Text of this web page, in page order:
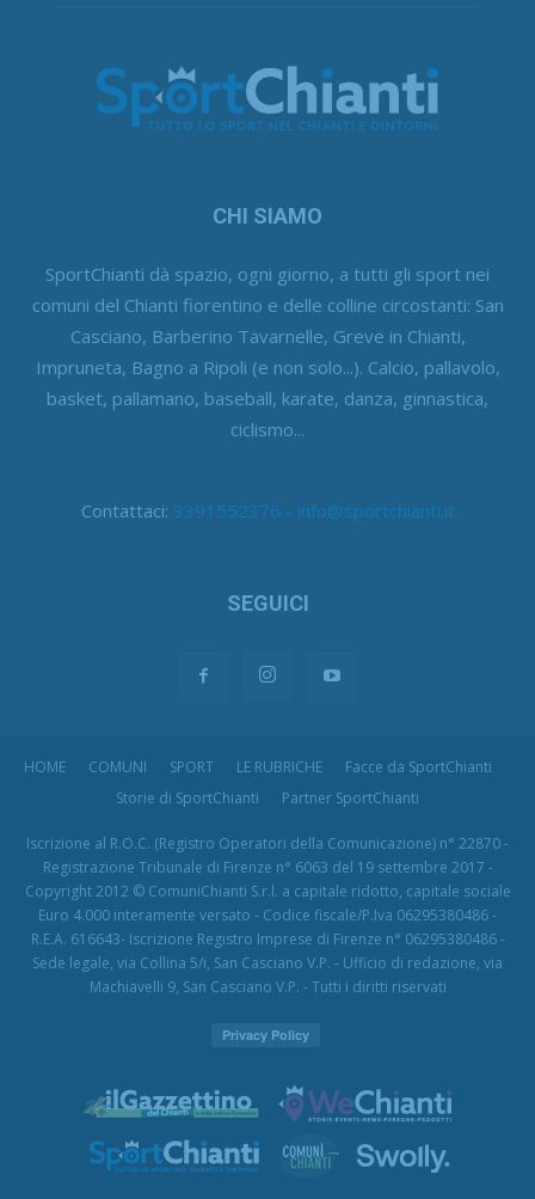
CHI SIAMO
SportChianti dà spazio, ogni giorno, a tutti gli sport nei
comuni del Chianti fiorentino e delle colline circostanti: San
Casciano, Barberino Tavarnelle, Greve in Chianti,
Impruneta, Bagno a Ripoli (e non solo...). Calcio, pallavolo,
basket, pallamano, baseball, karate, danza, ginnastica,
ciclismo...
Contattaci: 3391552376 - info@sportchianti.it
SEGUICI
HOME COMUNI SPORT LE RUBRICHE
Facce da SportChianti
Storie di SportChianti
Partner SportChianti
Iscrizione al R.O.C. (Registro Operatori della Comunicazione) n° 22870 -
Registrazione Tribunale di Firenze n° 6063 del 19 settembre 2017 -
Copyright 2012 © ComuniChianti S.r.l. a capitale ridotto, capitale sociale
Euro 4.000 interamente versato - Codice fiscale/P.Iva 06295380486 -
R.E.A. 616643- Iscrizione Registro Imprese di Firenze n° 06295380486 -
Sede legale, via Collina 5/i, San Casciano V.P. - Ufficio di redazione, via
Machiavelli 9, San Casciano V.P. - Tutti i diritti riservati